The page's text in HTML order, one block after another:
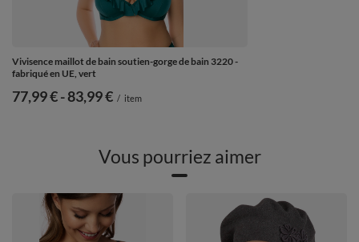
Vivisence maillot de bain soutien-gorge de bain 3220 -
fabriqué en UE, vert
de
77,99 €-vers le bas
83,99 € / item
Vous pourriez aimer